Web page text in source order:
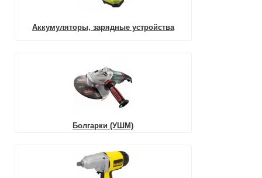
Аккумуляторы, зарядные устройства
Болгарки (УШМ)